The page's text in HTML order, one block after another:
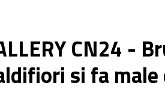
CN24 -
si fa male